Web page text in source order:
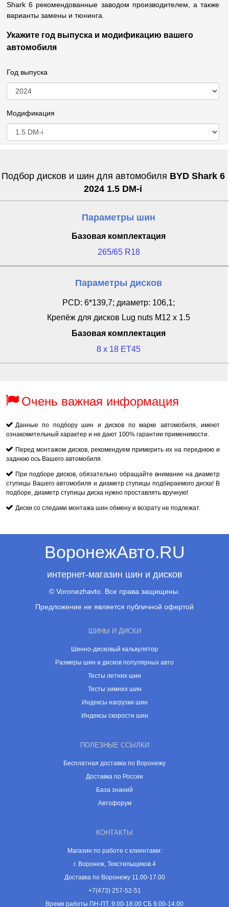
Shark 6 рекомендованные заводом производителем, а также
варианты замены и тюнинга.
Укажите год выпуска и модификацию вашего
автомобиля
Год выпуска
Модификация
Подбор дисков и шин для автомобиля BYD Shark 6
2024 1.5 DM-i
Параметры шин
Базовая комплектация
265/65 R18
Параметры дисков
PCD: 6*139,7; диаметр: 106,1;
Крепёж для дисков Lug nuts M12 x 1.5
Базовая комплектация
8 x 18 ET45
Очень важная информация
Данные по подбору шин и дисков по марке автомобиля, имеют
ознакомительный характер и не дают 100% гарантии применимости.
Перед монтажом дисков, рекомендуем примерить их на переднюю и
заднюю ось Вашего автомобиля.
При подборе дисков, обязательно обращайте внимание на диаметр
ступицы Вашего автомобиля и диаметр ступицы подбираемого диска! В
подборе, диаметр ступицы диска нужно проставлять вручную!
Диски со следами монтажа шин обмену и возрату не подлежат.
ВоронежАвто.RU
интернет-магазин шин и дисков
© Voronezhavto. Все права защищены.
Предложение не является публичной офертой
ШИНЫ И ДИСКИ
Шинно-дисковый калькулятор
Размеры шин и дисков популярных авто
Тесты летних шин
Тесты зимних шин
Индексы нагрузки шин
Индексы скорости шин
ПОЛЕЗНЫЕ ССЫЛКИ
Бесплатная доставка по Воронежу
Доставка по России
База знаний
Автофорум
КОНТАКТЫ
Магазин по работе с клиентами:
г. Воронеж, Текстильщиков 4
Доставка по Воронежу 11.00-17.00
+7(473) 257-52-51
Время работы ПН-ПТ, 9.00-18.00 СБ 9.00-14.00